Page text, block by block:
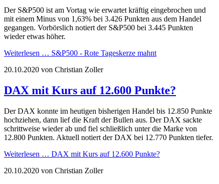
Der S&P500 ist am Vortag wie erwartet kräftig eingebrochen und
mit einem Minus von 1,63% bei 3.426 Punkten aus dem Handel
gegangen. Vorbörslich notiert der S&P500 bei 3.445 Punkten
wieder etwas höher.
Weiterlesen … S&P500 - Rote Tageskerze mahnt
20.10.2020 von Christian Zoller
DAX mit Kurs auf 12.600 Punkte?
Der DAX konnte im heutigen bisherigen Handel bis 12.850 Punkte
hochziehen, dann lief die Kraft der Bullen aus. Der DAX sackte
schrittweise wieder ab und fiel schließlich unter die Marke von
12.800 Punkten. Aktuell notiert der DAX bei 12.770 Punkten tiefer.
Weiterlesen … DAX mit Kurs auf 12.600 Punkte?
20.10.2020 von Christian Zoller